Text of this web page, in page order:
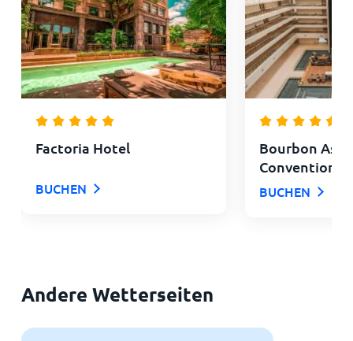
Factoria Hotel
BUCHEN
Bourbon
Convention
BUCHEN
Andere Wetterseiten